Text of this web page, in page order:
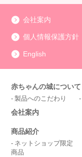
会社案内
個人情報保護方針
English
赤ちゃんの城について
製品へのこだわり
会社案内
商品紹介
ネットショップ限定
商品